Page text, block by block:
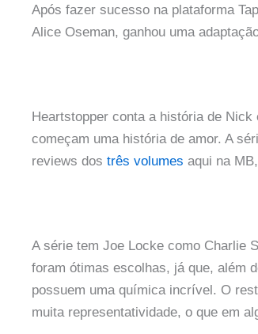
Após fazer sucesso na plataforma
Alice Oseman, ganhou uma
Heartstopper conta a história de
começam uma história de amor. A
reviews dos três volumes aqui na
A série tem Joe Locke como Charlie
foram ótimas escolhas, já que, além
possuem uma química incrível. O
muita representatividade, o que em